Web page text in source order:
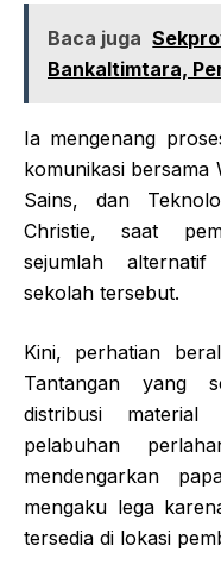
Baca juga
Bankaltimtara,
Ia mengenang
komunikasi bersama
Sains, dan
Christie, saat
sejumlah
sekolah tersebut.
Kini, perhatian
Tantangan yang
distribusi material
pelabuhan
mendengarkan
mengaku lega
tersedia di lokasi